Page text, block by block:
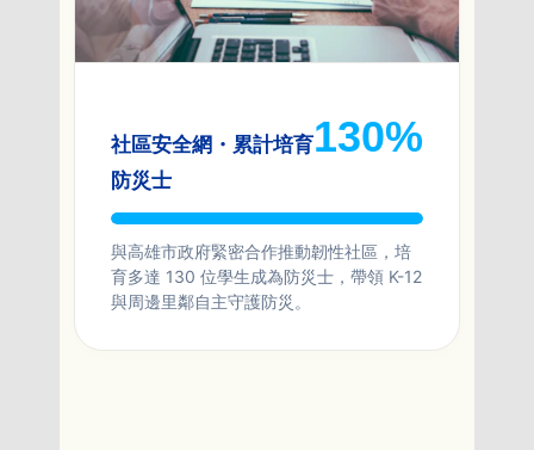
社區安全網・累計培育
防災士
130%
與高雄市政府緊密合作推動韌性社區，培
育多達 130 位學生成為防災士，帶領 K-12
與周邊里鄰自主守護防災。